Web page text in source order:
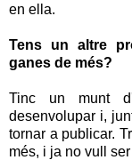
en ella.
Tens un altre
ganes de més?
Tinc un munt
desenvolupar i,
tornar a publicar.
més, i ja no vull